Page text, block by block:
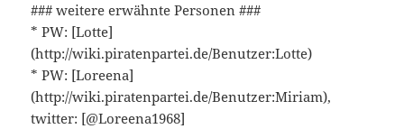
### weitere erwähnte Personen ###
* PW: [Lotte]
(http://wiki.piratenpartei.de/Benutzer:Lotte)
* PW: [Loreena]
(http://wiki.piratenpartei.de/Benutzer:Miriam),
twitter: [@Loreena1968]